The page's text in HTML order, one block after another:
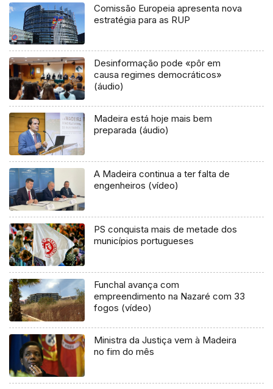
Comissão Europeia apresenta nova
estratégia para as RUP
Desinformação pode «pôr em
causa regimes democráticos»
(áudio)
Madeira está hoje mais bem
preparada (áudio)
A Madeira continua a ter falta de
engenheiros (vídeo)
PS conquista mais de metade dos
municípios portugueses
Funchal avança com
empreendimento na Nazaré com 33
fogos (vídeo)
Ministra da Justiça vem à Madeira
no fim do mês